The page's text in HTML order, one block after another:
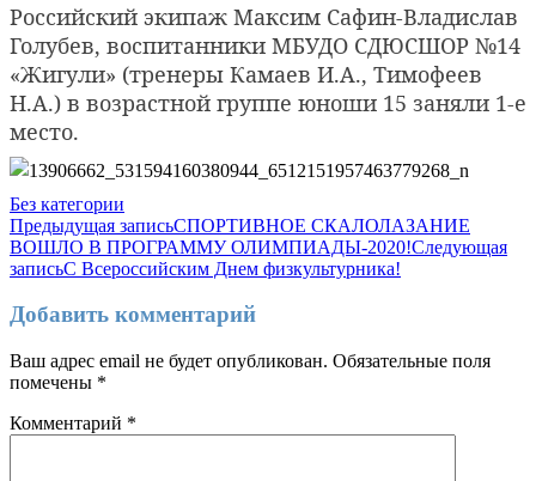
Российский экипаж Максим Сафин-Владислав
Голубев, воспитанники МБУДО СДЮСШОР №14
«Жигули» (тренеры Камаев И.А., Тимофеев
Н.А.) в возрастной группе юноши 15 заняли 1-е
место.
Без категории
Навигация
по
Предыдущая записьСПОРТИВНОЕ СКАЛОЛАЗАНИЕ
ВОШЛО В ПРОГРАММУ ОЛИМПИАДЫ-2020!Следующая
записьC Всероссийским Днем физкультурника!
Добавить комментарий
Ваш адрес email не будет опубликован. Обязательные поля
помечены *
Комментарий *